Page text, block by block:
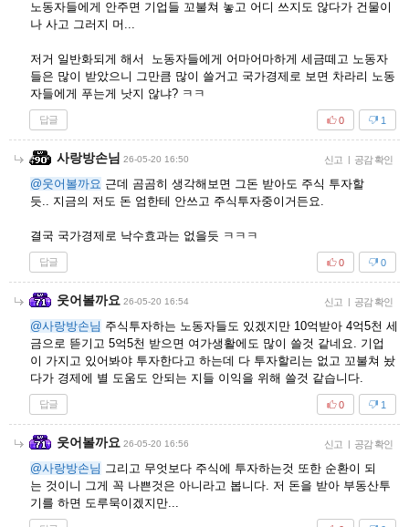
노동자들에게 안주면 기업들 꼬불쳐 놓고 어디 쓰지도 않다가 건물이
나 사고 그러지 머...
저거 일반화되게 해서 노동자들에게 어마어마하게 세금떼고 노동자
들은 많이 받았으니 그만큼 많이 쓸거고 국가경제로 보면 차라리 노동
자들에게 푸는게 낫지 않냐? ㅋㅋ
답글 1
0
사랑방손님 26-05-20 16:50 신고 | 공감 확인
@웃어볼까요 근데 곰곰히 생각해보면 그돈 받아도 주식 투자할
듯.. 지금의 저도 돈 엄한테 안쓰고 주식투자중이거든요.
결국 국가경제로 낙수효과는 없을듯 ㅋㅋㅋ
답글 0
0
웃어볼까요 26-05-20 16:54 신고 | 공감 확인
@사랑방손님 주식투자하는 노동자들도 있겠지만 10억받아 4억5천 세
금으로 뜯기고 5억5천 받으면 여가생활에도 많이 쓸것 같네요. 기업
이 가지고 있어봐야 투자한다고 하는데 다 투자할리는 없고 꼬불쳐 놨
다가 경제에 별 도움도 안되는 지들 이익을 위해 쓸것 같습니다.
답글 1
0
웃어볼까요 26-05-20 16:56 신고 | 공감 확인
@사랑방손님 그리고 무엇보다 주식에 투자하는것 또한 순환이 되
는 것이니 그게 꼭 나쁜것은 아니라고 봅니다. 저 돈을 받아 부동산투
기를 하면 도루묵이겠지만...